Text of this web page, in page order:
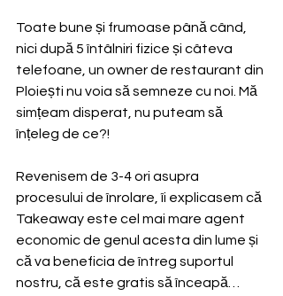
Toate bune și frumoase până când,
nici după 5 întâlniri fizice și câteva
telefoane, un owner de restaurant din
Ploiești nu voia să semneze cu noi. Mă
simțeam disperat, nu puteam să
înțeleg de ce?!
Revenisem de 3-4 ori asupra
procesului de înrolare, îi explicasem că
Takeaway este cel mai mare agent
economic de genul acesta din lume și
că va beneficia de întreg suportul
nostru, că este gratis să înceapă…